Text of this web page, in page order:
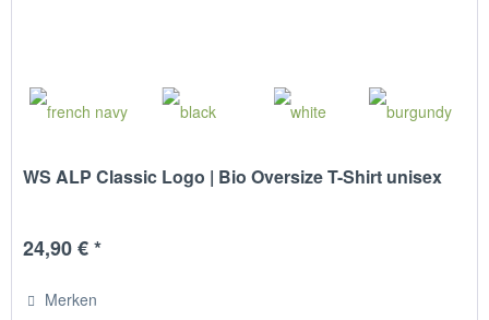
WS ALP Classic Logo | Bio Oversize T-Shirt unisex
24,90 € *
Merken